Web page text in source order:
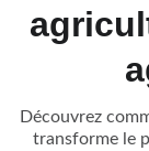
Découvrez
transforme le